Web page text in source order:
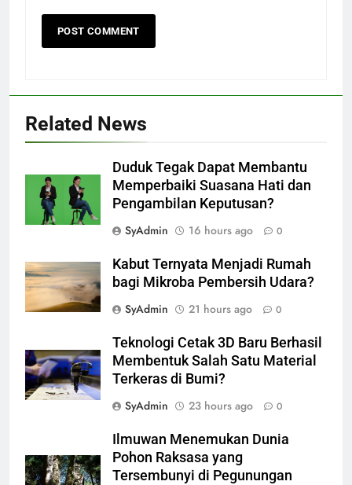
Related News
Duduk Tegak Dapat Membantu
Memperbaiki Suasana Hati dan
Pengambilan Keputusan?
SyAdmin
16 hours ago 0
Kabut Ternyata Menjadi Rumah
bagi Mikroba Pembersih Udara?
SyAdmin
21 hours ago 0
Teknologi Cetak 3D Baru Berhasil
Membentuk Salah Satu Material
Terkeras di Bumi?
SyAdmin
23 hours ago 0
Ilmuwan Menemukan Dunia
Pohon Raksasa yang
Tersembunyi di Pegunungan